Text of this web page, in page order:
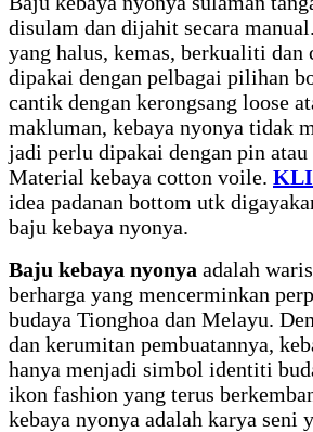
disulam dan dijahit secara
yang halus, kemas, berkualiti dan
dipakai dengan pelbagai pilihan
cantik dengan kerongsang loose
makluman, kebaya nyonya tidak
jadi perlu dipakai dengan pin atau
Material kebaya cotton voile.
idea padanan bottom utk
baju kebaya nyonya.
Baju kebaya nyonya adalah
berharga yang mencerminkan
budaya Tionghoa dan Melayu.
dan kerumitan pembuatannya,
hanya menjadi simbol identiti
ikon fashion yang terus
kebaya nyonya adalah karya seni